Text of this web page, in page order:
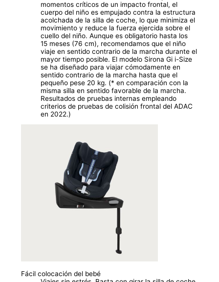
momentos críticos de un impacto frontal, el
cuerpo del niño es empujado contra la estructura
acolchada de la silla de coche, lo que minimiza el
movimiento y reduce la fuerza ejercida sobre el
cuello del niño. Aunque es obligatorio hasta los
15 meses (76 cm), recomendamos que el niño
viaje en sentido contrario de la marcha durante el
mayor tiempo posible. El modelo Sirona Gi i-Size
se ha diseñado para viajar cómodamente en
sentido contrario de la marcha hasta que el
pequeño pese 20 kg. (* en comparación con la
misma silla en sentido favorable de la marcha.
Resultados de pruebas internas empleando
criterios de pruebas de colisión frontal del ADAC
en 2022.)
Fácil colocación del bebé